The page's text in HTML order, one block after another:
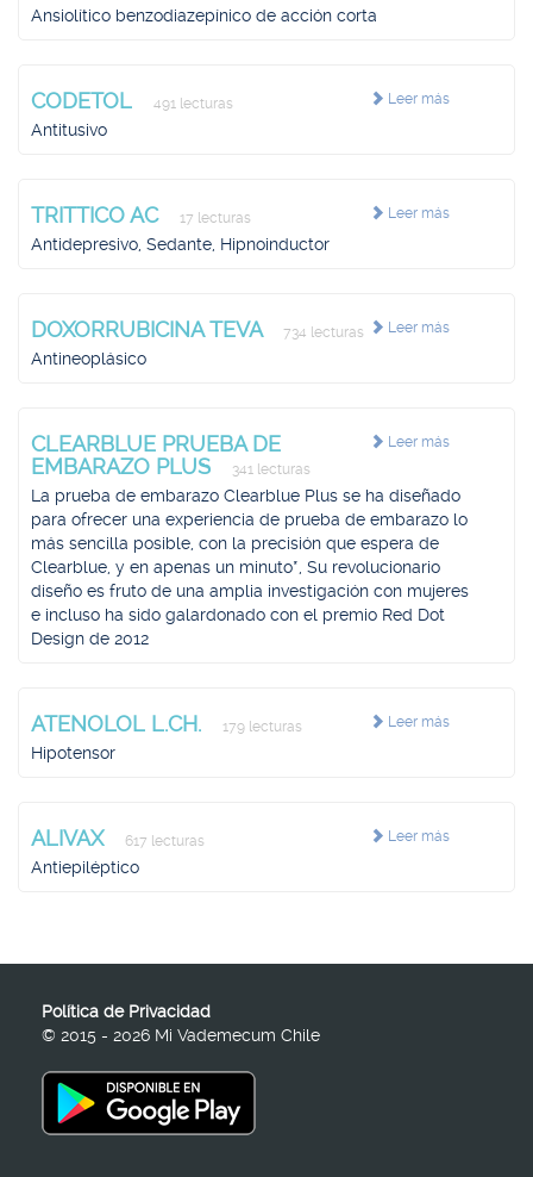
Ansiolítico benzodiazepínico de acción corta
Leer más
CODETOL 491 lecturas
Antitusivo
Leer más
TRITTICO AC 17 lecturas
Antidepresivo, Sedante, Hipnoinductor
Leer más
DOXORRUBICINA TEVA 734 lecturas
Antineoplásico
Leer más
CLEARBLUE PRUEBA DE
EMBARAZO PLUS
341 lecturas
La prueba de embarazo Clearblue Plus se ha diseñado
para ofrecer una experiencia de prueba de embarazo lo
más sencilla posible, con la precisión que espera de
Clearblue, y en apenas un minuto*, Su revolucionario
diseño es fruto de una amplia investigación con mujeres
e incluso ha sido galardonado con el premio Red Dot
Design de 2012
Leer más
ATENOLOL L.CH. 179 lecturas
Hipotensor
Leer más
ALIVAX 617 lecturas
Antiepiléptico
Política de Privacidad
© 2015 - 2026 Mi Vademecum Chile